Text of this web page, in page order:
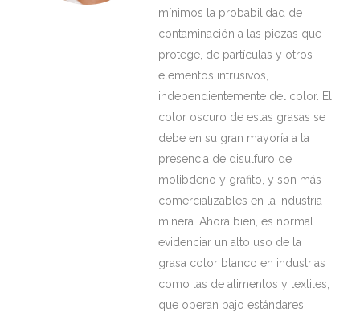
mínimos la probabilidad de
contaminación a las piezas que
protege, de partículas y otros
elementos intrusivos,
independientemente del color. El
color oscuro de estas grasas se
debe en su gran mayoría a la
presencia de disulfuro de
molibdeno y grafito, y son más
comercializables en la industria
minera. Ahora bien, es normal
evidenciar un alto uso de la
grasa color blanco en industrias
como las de alimentos y textiles,
que operan bajo estándares